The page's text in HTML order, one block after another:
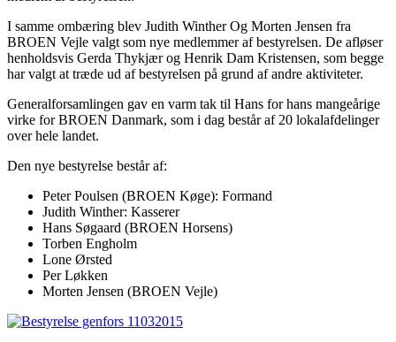
I samme ombæring blev Judith Winther Og Morten Jensen fra
BROEN Vejle valgt som nye medlemmer af bestyrelsen. De afløser
henholdsvis Gerda Thykjær og Henrik Dam Kristensen, som begge
har valgt at træde ud af bestyrelsen på grund af andre aktiviteter.
Generalforsamlingen gav en varm tak til Hans for hans mangeårige
virke for BROEN Danmark, som i dag består af 20 lokalafdelinger
over hele landet.
Den nye bestyrelse består af:
Peter Poulsen (BROEN Køge): Formand
Judith Winther: Kasserer
Hans Søgaard (BROEN Horsens)
Torben Engholm
Lone Ørsted
Per Løkken
Morten Jensen (BROEN Vejle)